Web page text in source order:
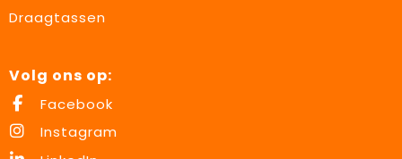
Draagtassen
Volg ons op:
Facebook
Instagram